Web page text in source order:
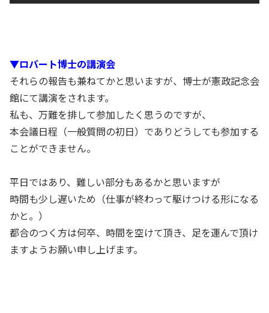
▼ロバート博士の講演会
それらの報告も兼ねてかと思いますが、博士が憲政記念会
館にて講演をされます。
私も、万難を排して参加したく思うのですが、
本会議日程（一般質問の初日）でありどうしても参加する
ことができません。
平日ではあり、難しい部分もあるかと思いますが
時間も少し遅いため（仕事が終わって駆けつける形になる
かと。）
都合のつく方は何卒、時間を空けて頂き、足を運んで頂け
ますようお願い申し上げます。